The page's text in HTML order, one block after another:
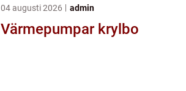
04 augusti 2026 admin
Värmepumpar krylbo